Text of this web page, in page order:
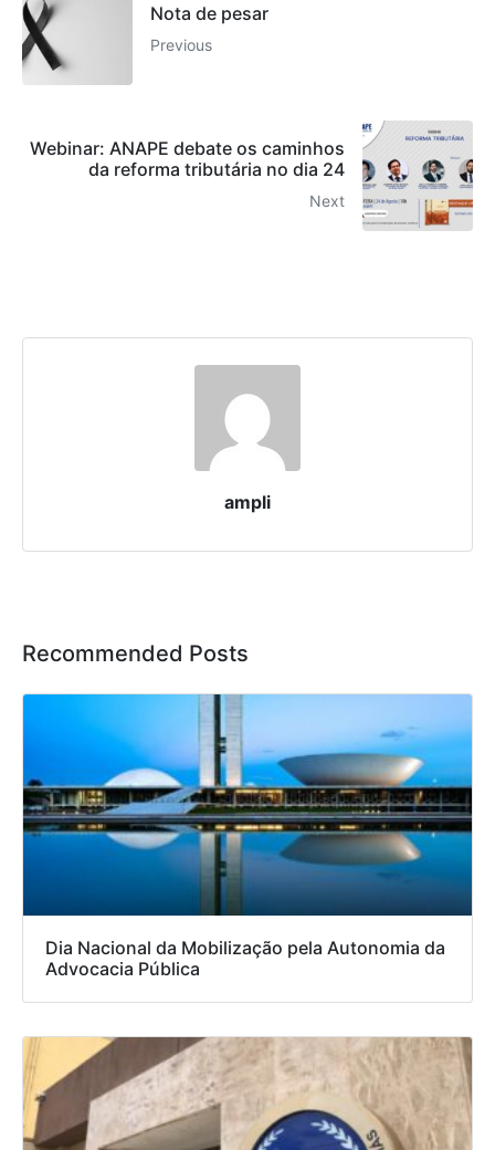
Nota de pesar
Previous
Webinar: ANAPE debate os caminhos
da reforma tributária no dia 24
Next
ampli
Recommended Posts
Dia Nacional da Mobilização pela Autonomia da
Advocacia Pública